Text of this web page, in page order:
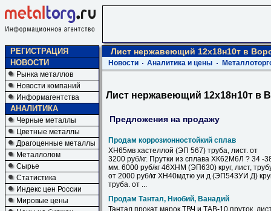
РЕГИСТРАЦИЯ
НОВОСТИ
Рынка металлов
Новости компаний
Информагентства
АНАЛИТИКА
Черные металлы
Цветные металлы
Драгоценные металлы
Металлолом
Сырье
Статистика
Индекс цен России
Мировые цены
Лист нержавеющий 12х18н10т в
Новости Аналитика и цены
Лист нержавеющий 12х18н10т в
Предложения на продажу
Продам коррозионностойкий сплав
ХН65мв хастеллой (ЭП 567) труба, лист. от
3200 руб/кг. Прутки из сплава ХК62М6Л ? 34 -
мм. 6000 руб/кг 46ХНМ (ЭП630) круг, лист,
от 2000 руб/кг ХН40мдтю уи д (ЭП543УИ Д)
труба. от ...
Продам Тантал, Ниобий, Ванадий
Тантал прокат марок ТВЧ и ТАВ-10 пруток,